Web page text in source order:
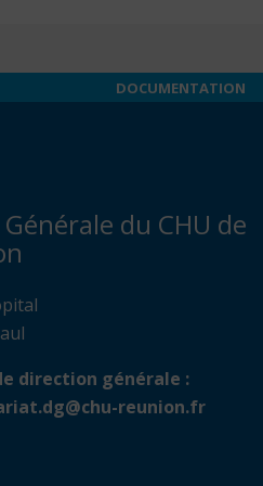
DOCUMENTATION
du CHU de
direction générale :
reunion.fr